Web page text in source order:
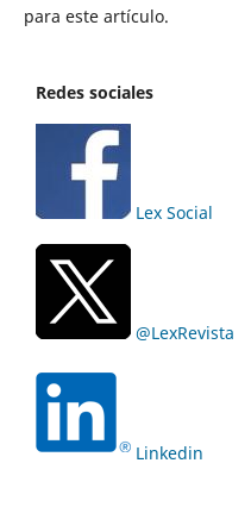
para este artículo.
Redes sociales
Lex Social
@LexRevista
Linkedin